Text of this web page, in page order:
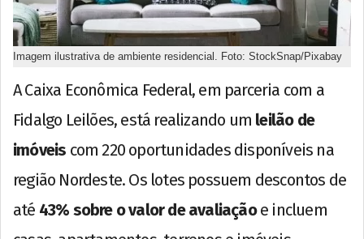
Imagem ilustrativa de ambiente residencial. Foto: StockSnap/Pixabay
A Caixa Econômica Federal, em parceria com a
Fidalgo Leilões, está realizando um leilão de
imóveis com 220 oportunidades disponíveis na
região Nordeste. Os lotes possuem descontos de
até 43% sobre o valor de avaliaçãoe incluem